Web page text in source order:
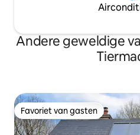
Andere geweldige
Favoriet van gasten
Favoriet van gasten